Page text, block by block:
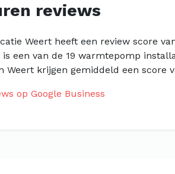
reviews
Weert heeft een review score
is een van de 19 warmtepomp
Weert krijgen gemiddeld een score
op Google Business